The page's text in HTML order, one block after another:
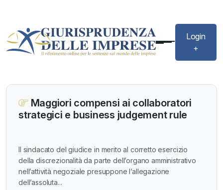
Login
+
Maggiori compensi ai collaboratori
strategici e business judgement rule
Il sindacato del giudice in merito al corretto esercizio
della discrezionalità da parte dell’organo amministrativo
nell’attività negoziale presuppone l’allegazione
dell’assoluta...